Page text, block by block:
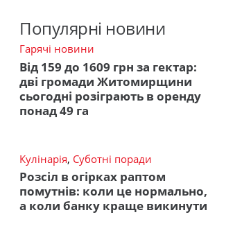
Популярні новини
Гарячі новини
Від 159 до 1609 грн за гектар:
дві громади Житомирщини
сьогодні розіграють в оренду
понад 49 га
Кулінарія, Суботні поради
Розсіл в огірках раптом
помутнів: коли це нормально,
а коли банку краще викинути